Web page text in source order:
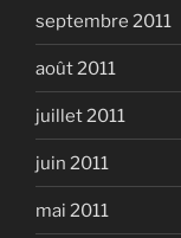
septembre 2011
août 2011
juillet 2011
juin 2011
mai 2011